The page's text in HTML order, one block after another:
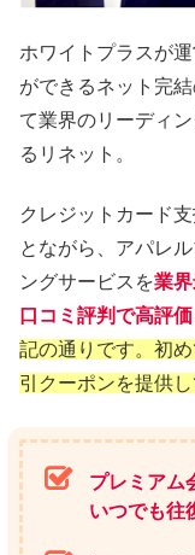
ホワイトプラスが
ができるネット完
て業界のリーディ
るリネット。
クレジットカード
とながら、アパレ
ングサービスを業
口コミ評判で高評価
記の通りです。初
引クーポンを提供し
プレミアム
いつでも往